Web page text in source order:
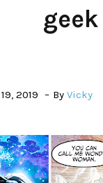
2019 By Vicky